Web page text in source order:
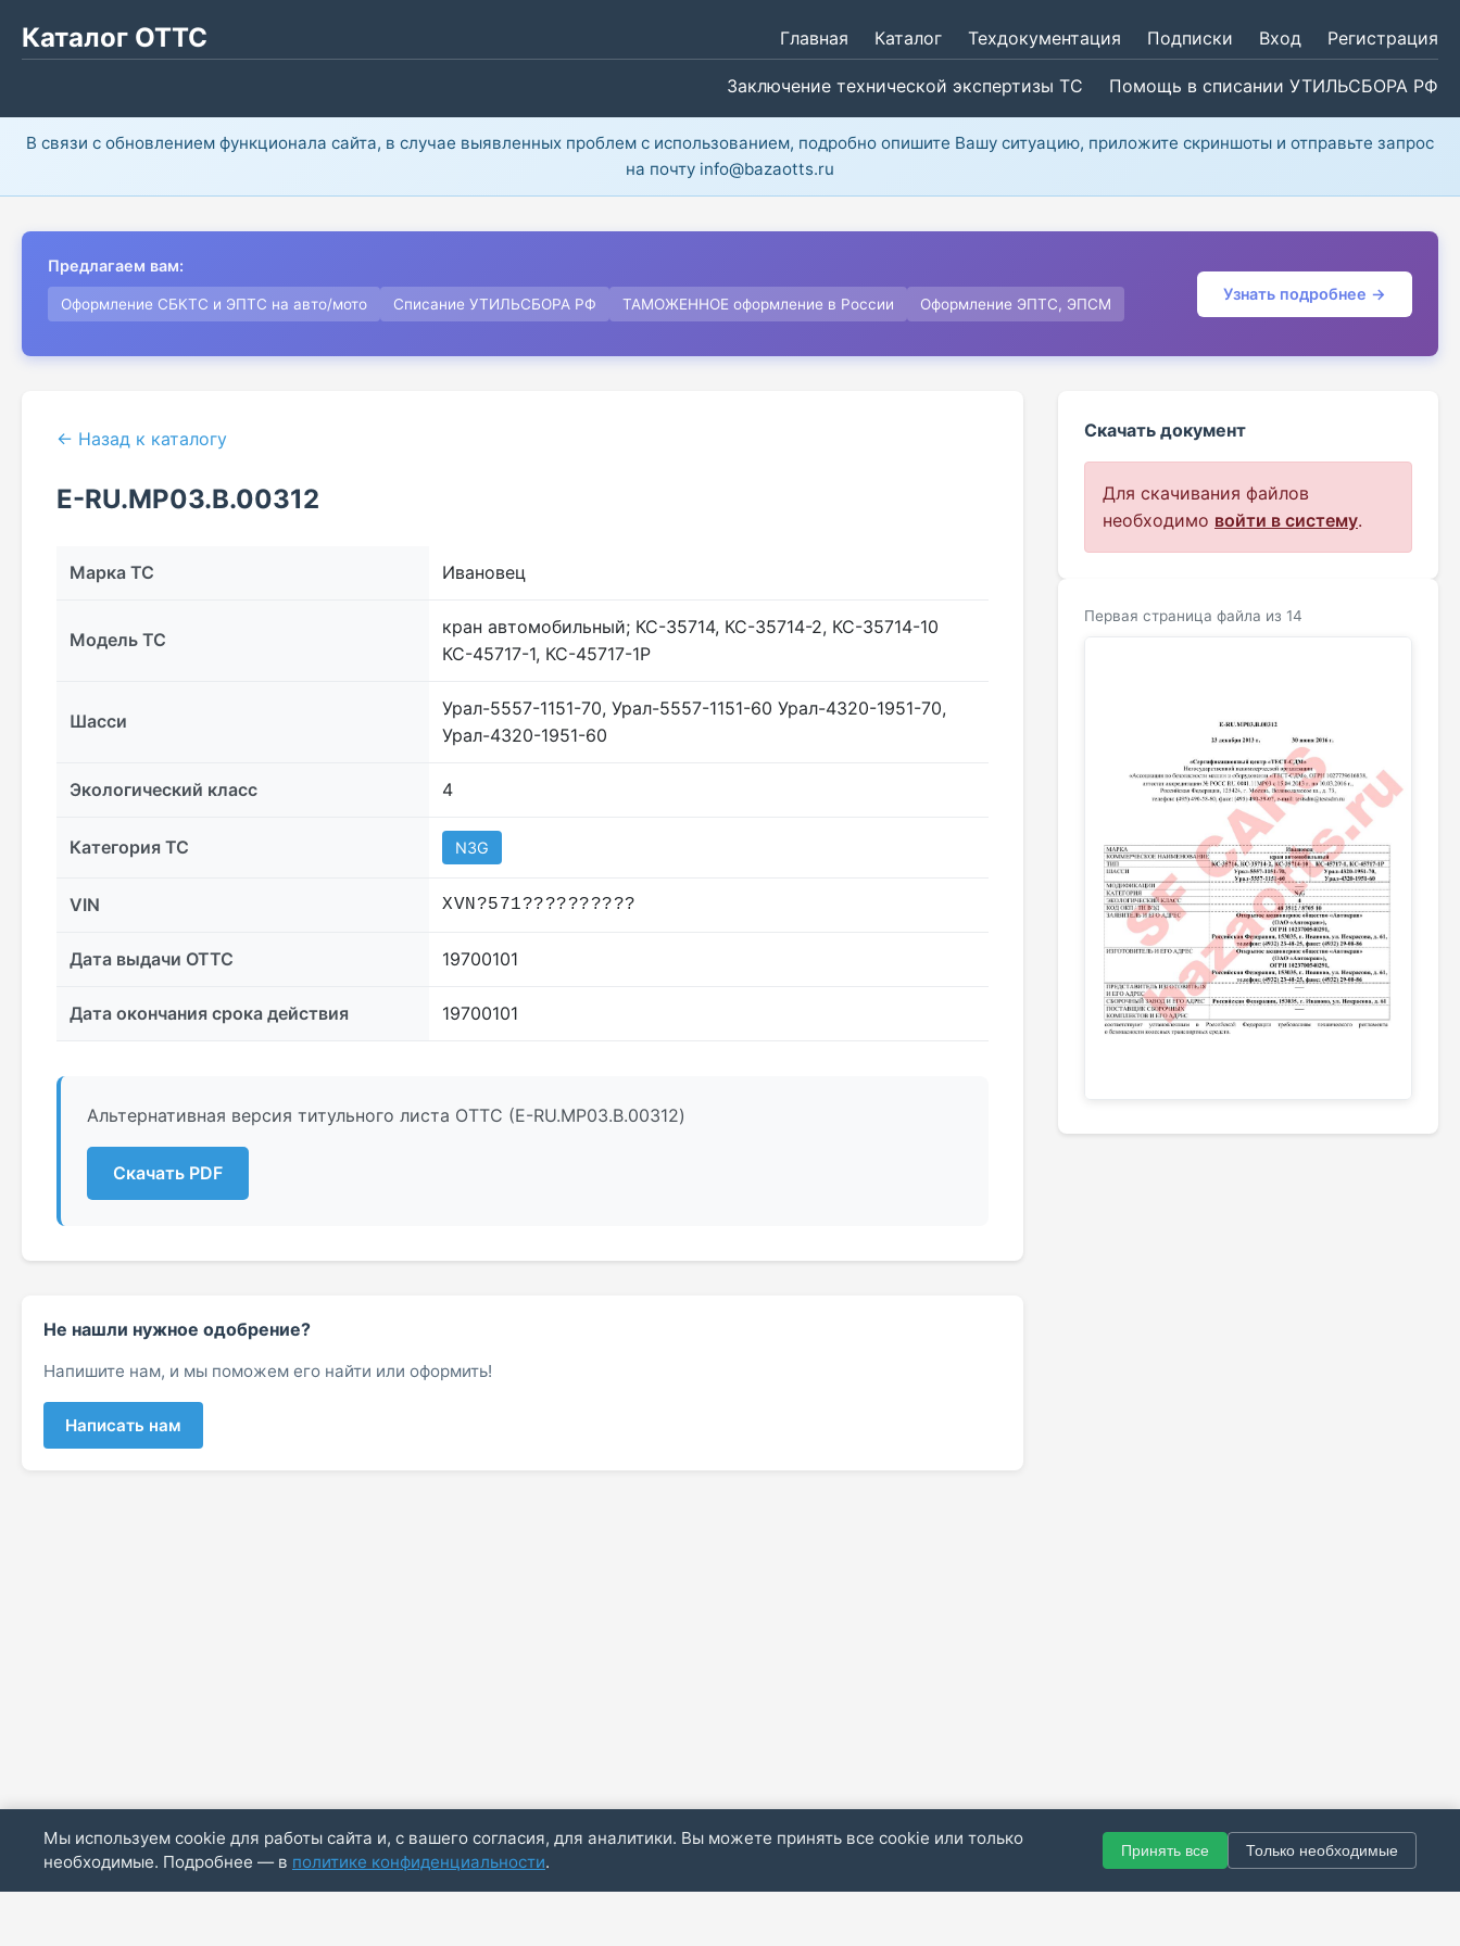
Каталог ОТТС Главная Каталог Техдокументация Подписки Вход Регистрация
Заключение технической экспертизы ТС Помощь в списании УТИЛЬСБОРА РФ
В связи с обновлением функционала сайта, в случае выявленных проблем с использованием, подробно опишите Вашу ситуацию, приложите скриншоты и отправьте запрос
на почту info@bazaotts.ru
Предлагаем вам:
Оформление СБКТС и ЭПТС на авто/мото Списание УТИЛЬСБОРА РФ ТАМОЖЕННОЕ оформление в России Оформление ЭПТС, ЭПСМ
Узнать подробнее →
← Назад к каталогу
E-RU.МР03.B.00312
Марка ТС Ивановец
Модель ТС
кран автомобильный; КС-35714, КС-35714-2, КС-35714-10
КС-45717-1, КС-45717-1Р
Шасси
Урал-5557-1151-70, Урал-5557-1151-60 Урал-4320-1951-70,
Урал-4320-1951-60
Экологический класс 4
Категория ТС N3G
VIN XVN?571??????????
Дата выдачи ОТТС 19700101
Дата окончания срока действия 19700101
Альтернативная версия титульного листа ОТТС (E-RU.МР03.B.00312)
Скачать PDF
Скачать документ
Для скачивания файлов
необходимо войти в систему.
Первая страница файла из 14
Не нашли нужное одобрение?
Напишите нам, и мы поможем его найти или оформить!
Написать нам
Мы используем cookie для работы сайта и, с вашего согласия, для аналитики. Вы можете принять все cookie или только
необходимые. Подробнее — в политике конфиденциальности.
Принять все Только необходимые